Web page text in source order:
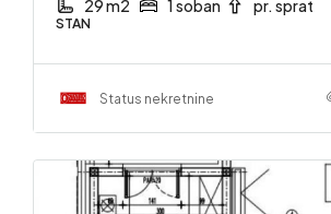
29 m2 1 soban pr. sprat
STAN
Status nekretnine